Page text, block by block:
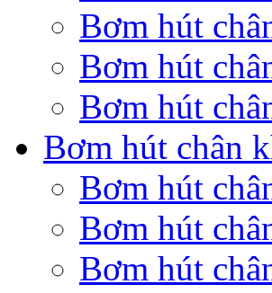
Bơm hút
Bơm hút
Bơm hút
Bơm hút chân
Bơm hút
Bơm hút
Bơm hút